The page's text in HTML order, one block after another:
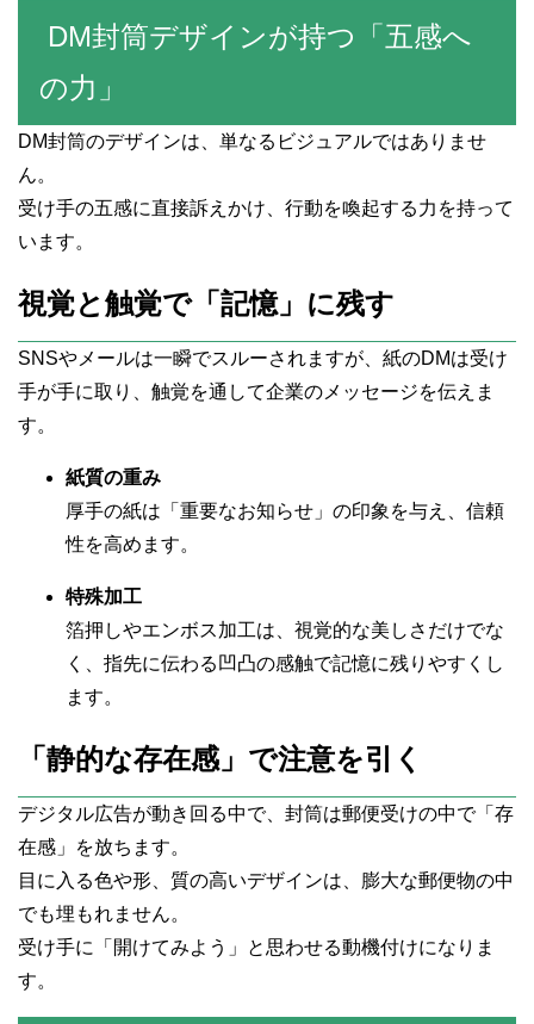
DM封筒デザインが持つ「五感へ
の力」
DM封筒のデザインは、単なるビジュアルではありませ
ん。
受け手の五感に直接訴えかけ、行動を喚起する力を持って
います。
視覚と触覚で「記憶」に残す
SNSやメールは一瞬でスルーされますが、紙のDMは受け
手が手に取り、触覚を通して企業のメッセージを伝えま
す。
紙質の重み
厚手の紙は「重要なお知らせ」の印象を与え、信頼
性を高めます。
特殊加工
箔押しやエンボス加工は、視覚的な美しさだけでな
く、指先に伝わる凹凸の感触で記憶に残りやすくし
ます。
「静的な存在感」で注意を引く
デジタル広告が動き回る中で、封筒は郵便受けの中で「存
在感」を放ちます。
目に入る色や形、質の高いデザインは、膨大な郵便物の中
でも埋もれません。
受け手に「開けてみよう」と思わせる動機付けになりま
す。